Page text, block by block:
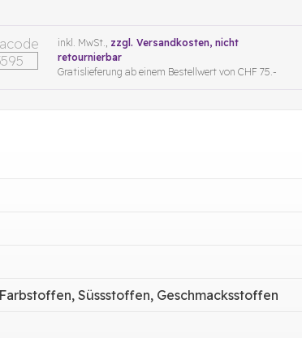
inkl. MwSt., zzgl. Versandkosten, nicht
retournierbar
Gratislieferung ab einem Bestellwert von CHF 75.-
Süssstoffen, Geschmacksstoffen